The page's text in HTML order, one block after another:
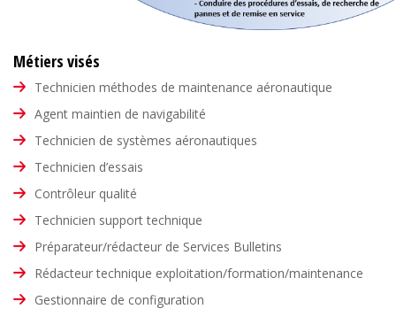
Métiers visés
Technicien méthodes de maintenance aéronautique
Agent maintien de navigabilité
Technicien de systèmes aéronautiques
Technicien d’essais
Contrôleur qualité
Technicien support technique
Préparateur/rédacteur de Services Bulletins
Rédacteur technique exploitation/formation/maintenance
Gestionnaire de configuration